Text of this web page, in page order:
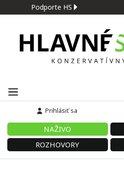
Podporte HS
Prihlásiť sa
NAŽIVO
ROZHOVORY